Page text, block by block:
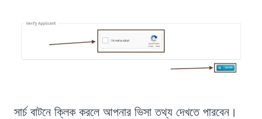
সার্চ বাটনে ক্লিক করলে আপনার ভিসা তথ্য দেখতে পারবেন।